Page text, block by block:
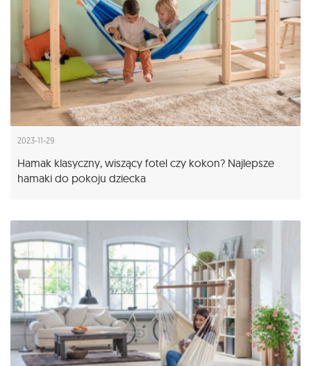
2023-11-29
Hamak klasyczny, wiszący fotel czy kokon? Najlepsze
hamaki do pokoju dziecka